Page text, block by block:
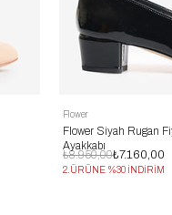
Flower
Flower Siyah Rugan
Ayakkabı
₺7.160,00
₺8.950,00
2.ÜRÜNE %30 İNDİRİM